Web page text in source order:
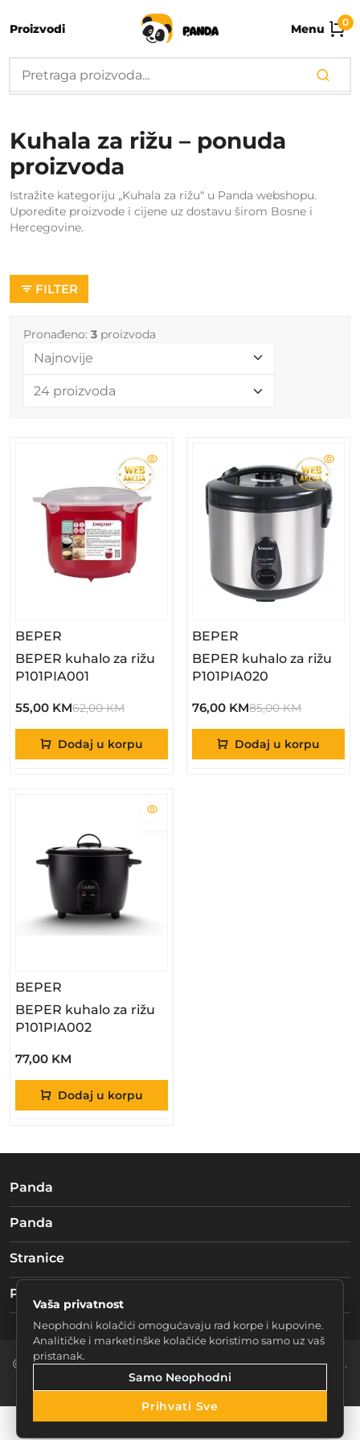
Proizvodi Menu 0
Kuhala za rižu – ponuda
proizvoda
Istražite kategoriju „Kuhala za rižu“ u Panda webshopu.
Uporedite proizvode i cijene uz dostavu širom Bosne i
Hercegovine.
FILTER
Pronađeno: 3 proizvoda
BEPER – BEPER Kuhalo Za Rižu P101PIA001
BEPER kuhalo za rižu
P101PIA001
55,00 KM62,00 KM
Dodaj u korpu
BEPER
BEPER kuhalo za rižu
P101PIA020
76,00 KM85,00 KM
Dodaj u korpu
BEPER
BEPER kuhalo za rižu
P101PIA002
77,00 KM
Dodaj u korpu
Panda
Panda
Stranice
Pratite nas
2026 Braća mučke d.o.o. Sarajevo. Sva prava zadržana.
Vaša privatnost
Neophodni kolačići omogućavaju rad korpe i kupovine.
Analitičke i marketinške kolačiće koristimo samo uz vaš
pristanak.
Samo Neophodni
Prihvati Sve